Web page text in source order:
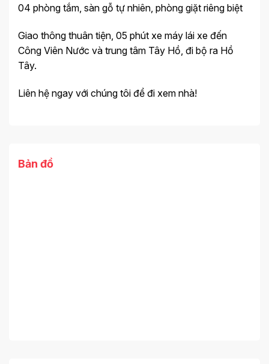
04 phòng tắm, sàn gỗ tự nhiên, phòng giặt riêng biệt
Giao thông thuân tiện, 05 phút xe máy lái xe đến
Công Viên Nước và trung tâm Tây Hồ, đi bộ ra Hồ
Tây.
Liên hệ ngay với chúng tôi để đi xem nhà!
Bản đồ